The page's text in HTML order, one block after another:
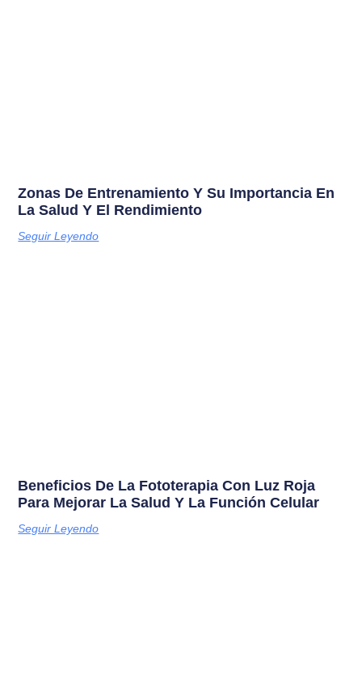
Zonas De Entrenamiento Y Su Importancia En
La Salud Y El Rendimiento
Seguir Leyendo
Beneficios De La Fototerapia Con Luz Roja
Para Mejorar La Salud Y La Función Celular
Seguir Leyendo